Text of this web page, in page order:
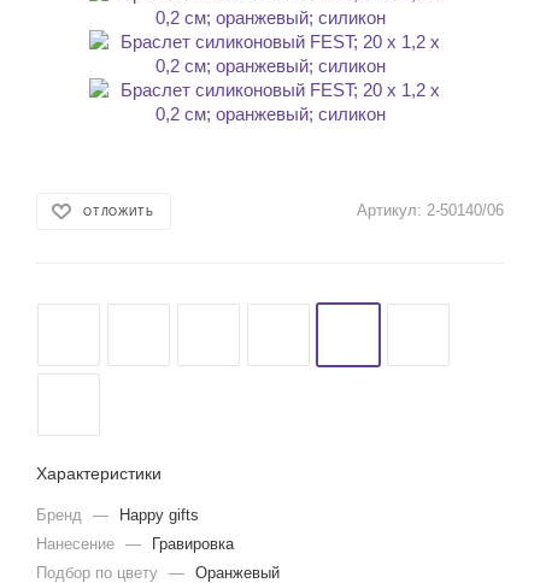
ОТЛОЖИТЬ Артикул: 2-50140/06
Характеристики
Бренд —
Happy gifts
Нанесение —
Гравировка
Подбор по цвету — Оранжевый